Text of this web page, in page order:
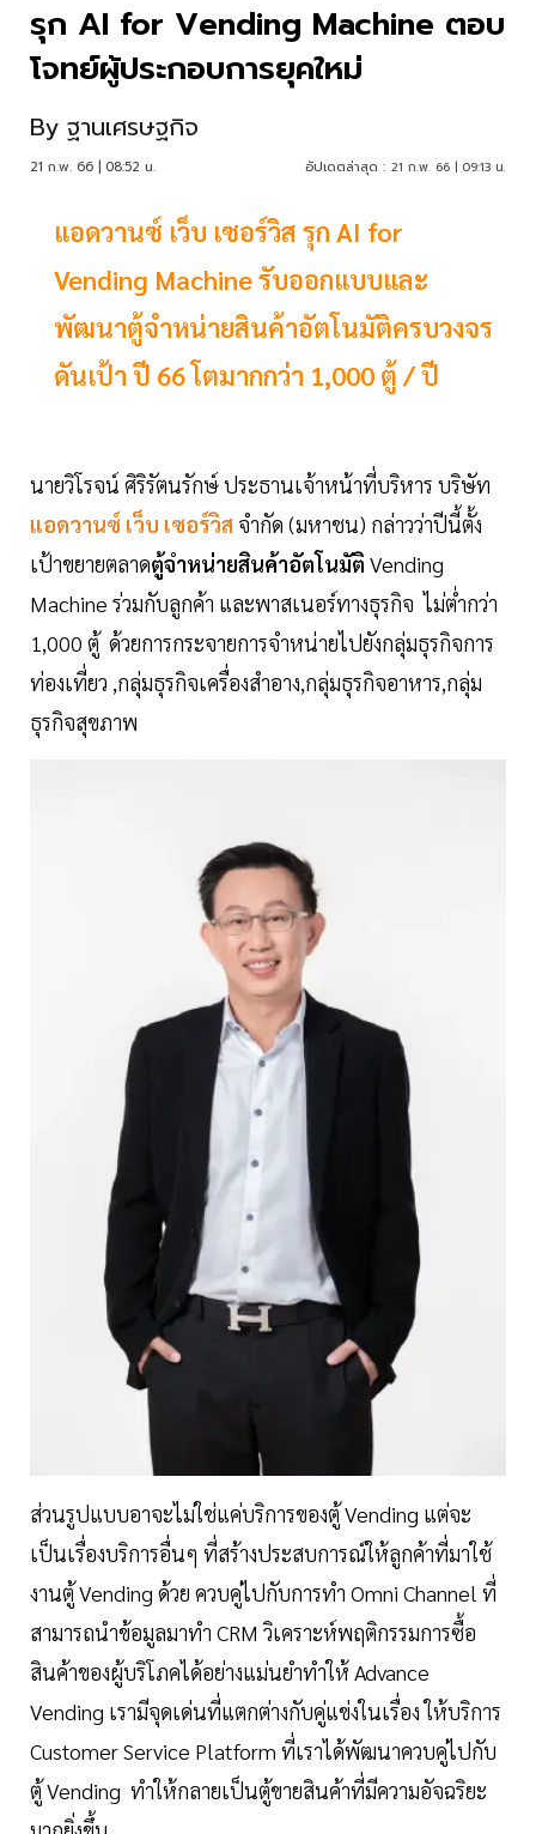
รุก AI for Vending Machine ตอบ
โจทย์ผู้ประกอบการยุคใหม่
By ฐานเศรษฐกิจ
21 ก.พ. 66 | 08:52 น. อัปเดตล่าสุด : 21 ก.พ. 66 | 09:13 น.
แอดวานซ์ เว็บ เซอร์วิส รุก AI for
Vending Machine รับออกแบบและ
พัฒนาตู้จำหน่ายสินค้าอัตโนมัติครบวงจร
ดันเป้า ปี 66 โตมากกว่า 1,000 ตู้ / ปี
นายวิโรจน์ ศิริรัตนรักษ์ ประธานเจ้าหน้าที่บริหาร บริษัท
แอดวานซ์ เว็บ เซอร์วิส จำกัด (มหาชน) กล่าวว่าปีนี้ตั้ง
เป้าขยายตลาดตู้จำหน่ายสินค้าอัตโนมัติ Vending
Machine ร่วมกับลูกค้า และพาสเนอร์ทางธุรกิจ ไม่ต่ำกว่า
1,000 ตู้ ด้วยการกระจายการจำหน่ายไปยังกลุ่มธุรกิจการ
ท่องเที่ยว ,กลุ่มธุรกิจเครื่องสำอาง,กลุ่มธุรกิจอาหาร,กลุ่ม
ธุรกิจสุขภาพ
ส่วนรูปแบบอาจะไม่ใช่แค่บริการของตู้ Vending แต่จะ
เป็นเรื่องบริการอื่นๆ ที่สร้างประสบการณ์ให้ลูกค้าที่มาใช้
งานตู้ Vending ด้วย ควบคู่ไปกับการทำ Omni Channel ที่
สามารถนำข้อมูลมาทำ CRM วิเคราะห์พฤติกรรมการซื้อ
สินค้าของผู้บริโภคได้อย่างแม่นยำทำให้ Advance
Vending เรามีจุดเด่นที่แตกต่างกับคู่แข่งในเรื่อง ให้บริการ
Customer Service Platform ที่เราได้พัฒนาควบคู่ไปกับ
ตู้ Vending ทำให้กลายเป็นตู้ขายสินค้าที่มีความอัจฉริยะ